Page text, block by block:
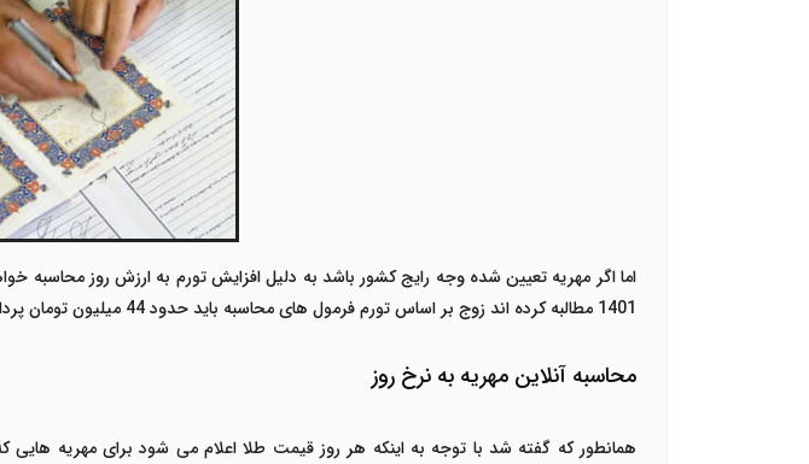
1401 مطالبه کرده اند زوج بر اساس تورم فرمول های محاسبه باید حدود 44 میلیون تومان پرداخت کند.
محاسبه آنلاین مهریه به نرخ روز
همانطور که گفته شد با توجه به اینکه هر روز قیمت طلا اعلام می شود برای مهریه